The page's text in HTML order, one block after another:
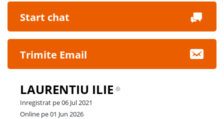
Start chat
Trimite Email
LAURENTIU ILIE
Inregistrat pe 06 Jul 2021
Online pe 01 Jun 2026